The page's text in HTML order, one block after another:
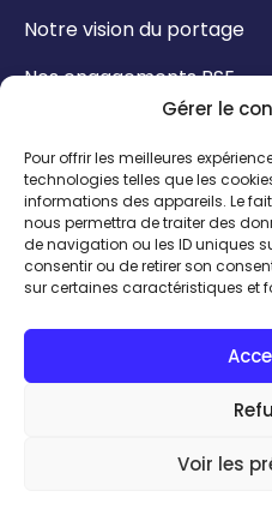
Gérer le
Pour offrir les meilleures
technologies telles que les
informations des appareils. Le
nous permettra de traiter des
de navigation ou les ID uniques
consentir ou de retirer son
sur certaines caractéristiques et
Voir les
Talent
J'ai
Notre vision du portage
Nos engagements RSE
Notre catalogue de
Formateurs - Bénéficiez
QUALIOPI
INSCRIPTION
Mentions